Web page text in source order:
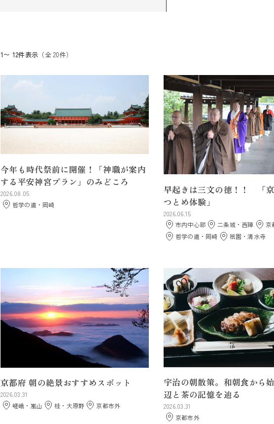
1〜 12件表示 （全 20件）
今年も時代祭前に開催！「神職が案内
する平安神宮プラン」のみどころ
2026.08.05
哲学の道・岡崎
早起きは三文の徳！！ 「
つとめ体験」
2026.06.15
市内中心部
二条城・西陣
京
哲学の道・岡崎
祇園・清水寺
京都府 朝の絶景おすすめスポット
2026.03.31
嵯峨・嵐山
桂・大原野 京都市外
宇治の朝散策。和朝食から
辺と茶の記憶を辿る
2026.03.31
京都市外